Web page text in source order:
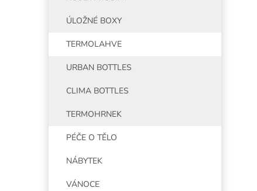
ÚLOŽNÉ BOXY
TERMOLAHVE
URBAN BOTTLES
CLIMA BOTTLES
TERMOHRNEK
PÉČE O TĚLO
NÁBYTEK
VÁNOCE